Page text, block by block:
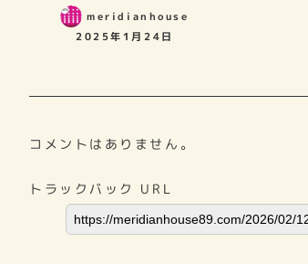
meridianhouse
2025年1月24日
コメントはありません。
トラックバック URL